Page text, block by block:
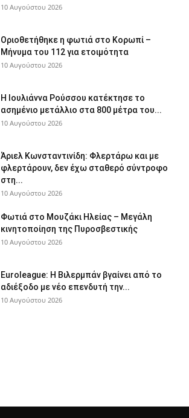
10 Αυγούστου 2026
Οριοθετήθηκε η φωτιά στο Κορωπί –
Μήνυμα του 112 για ετοιμότητα
10 Αυγούστου 2026
Η Ιουλιάννα Ρούσσου κατέκτησε το
ασημένιο μετάλλιο στα 800 μέτρα του...
10 Αυγούστου 2026
Άριελ Κωνσταντινίδη: Φλερτάρω και με
φλερτάρουν, δεν έχω σταθερό σύντροφο
στη...
10 Αυγούστου 2026
Φωτιά στο Μουζάκι Ηλείας – Μεγάλη
κινητοποίηση της Πυροσβεστικής
10 Αυγούστου 2026
Euroleague: Η Βιλερμπάν βγαίνει από το
αδιέξοδο με νέο επενδυτή την...
10 Αυγούστου 2026